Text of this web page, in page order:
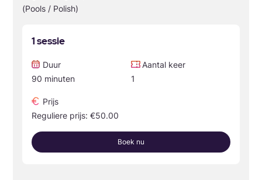
(Pools / Polish)
1 sessie
Duur
90 minuten
Aantal keer
1
Prijs
Reguliere prijs: €50.00
Boek nu